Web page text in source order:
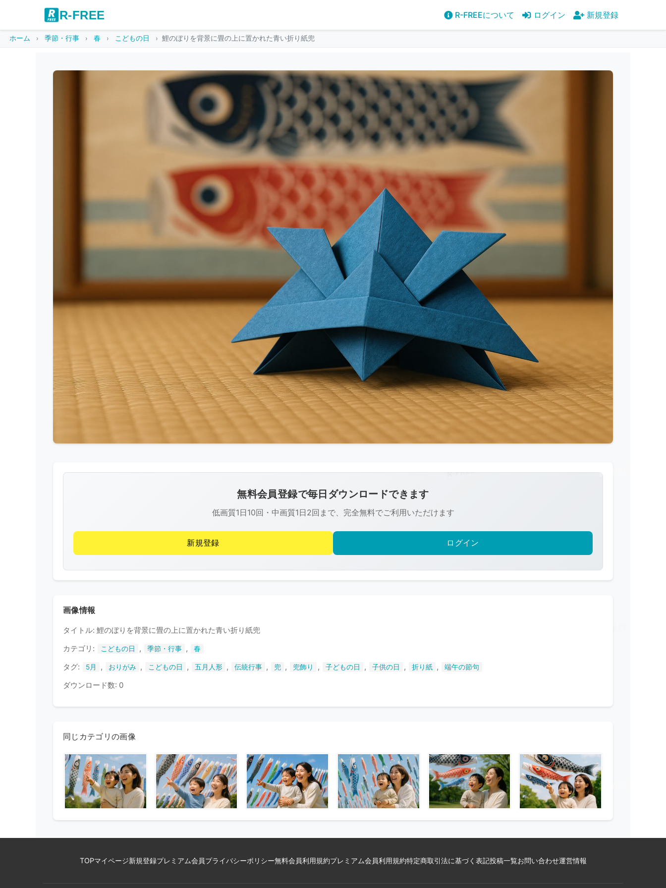
R-FREE R-FREEについて ログイン 新規登録
ホーム 季節・行事 春 こどもの日 鯉のぼりを背景に畳の上に置かれた青い折り紙兜
像
R-
FREE
著
作
権
て
無料会員登録で毎日ダウンロードできます
低画質1日10回・中画質1日2回まで、完全無料でご利用いただけます
新規登録 ログイン
画像情報
タイトル: 鯉のぼりを背景に畳の上に置かれた青い折り紙兜
カテゴリ:
こどもの日 , 季節・行事 , 春
タグ: 5月 , おりがみ , こどもの日 , 五月人形 , 伝統行事 , 兜 , 兜飾り , 子どもの日 , 子供の日 , 折り紙 , 端午の節句
ダウンロード数: 0
同じカテゴリの画像
TOPマイページ新規登録プレミアム会員プライバシーポリシー無料会員利用規約プレミアム会員利用規約特定商取引法に基づく表記投稿一覧お問い合わせ運営情報